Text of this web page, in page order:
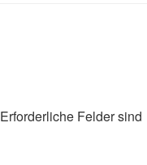
Erforderliche Felder sind